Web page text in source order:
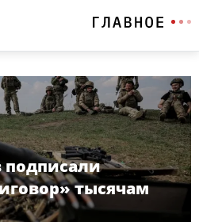
подписали
тысячам